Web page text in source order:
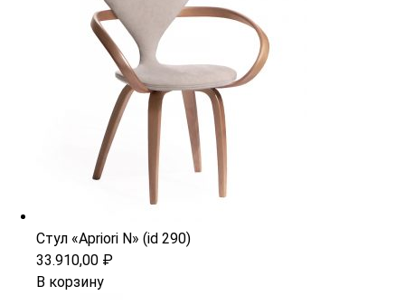
Стул «Apriori N» (id 290)
33.910,00 ₽
В корзину